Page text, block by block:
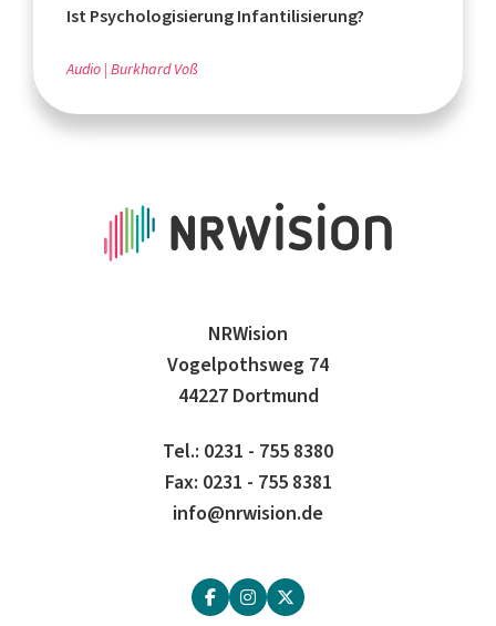
Ist Psychologisierung Infantilisierung?
Audio Burkhard Voß
NRWision
Vogelpothsweg 74
44227 Dortmund
Tel.: 0231 - 755 8380
Fax: 0231 - 755 8381
info@nrwision.de